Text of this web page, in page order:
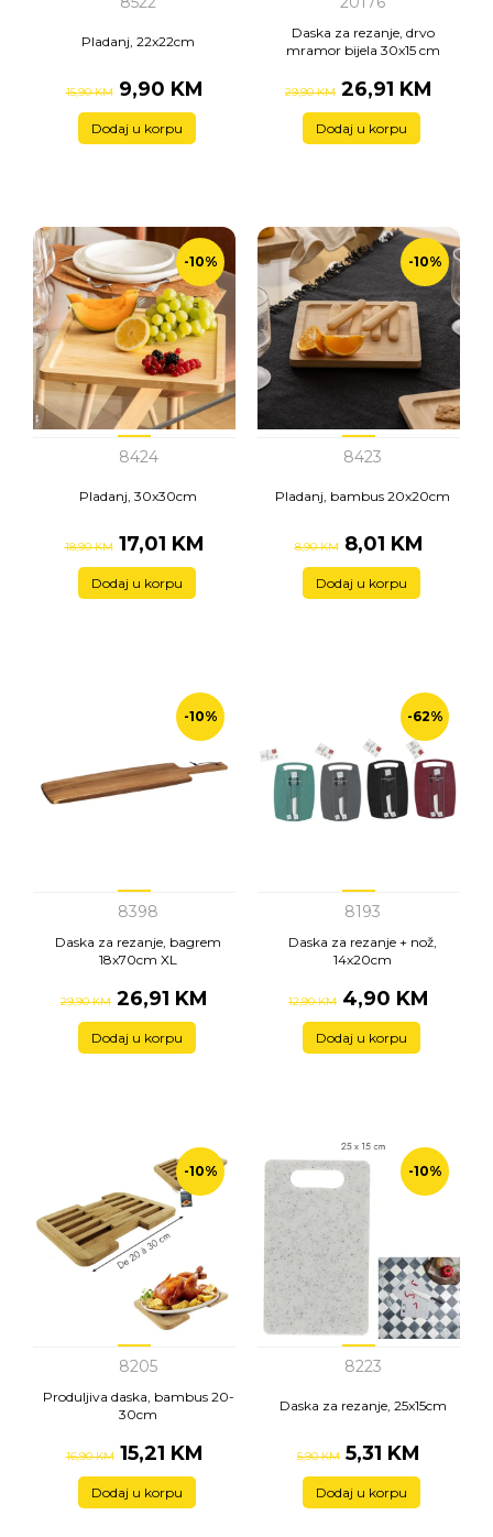
Pladanj, 22x22cm
15,90 KM 9,90 KM
Dodaj u korpu
Daska za rezanje, drvo
mramor bijela 30x15 cm
29,90 KM 26,91 KM
Dodaj u korpu
-10%
8424
Pladanj, 30x30cm
18,90 KM 17,01 KM
Dodaj u korpu
-10%
8423
Pladanj, bambus 20x20cm
8,90 KM 8,01 KM
Dodaj u korpu
-10%
8398
Daska za rezanje, bagrem
18x70cm XL
29,90 KM 26,91 KM
Dodaj u korpu
-62%
8193
Daska za rezanje + nož,
14x20cm
12,90 KM 4,90 KM
Dodaj u korpu
-10%
8205
Produljiva daska, bambus 20-
30cm
16,90 KM 15,21 KM
Dodaj u korpu
-10%
8223
Daska za rezanje, 25x15cm
5,90 KM 5,31 KM
Dodaj u korpu